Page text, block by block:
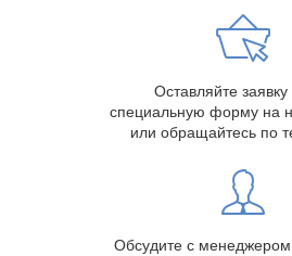
Оставляйте заявку
специальную форму на
или обращайтесь по
Обсудите с менеджером